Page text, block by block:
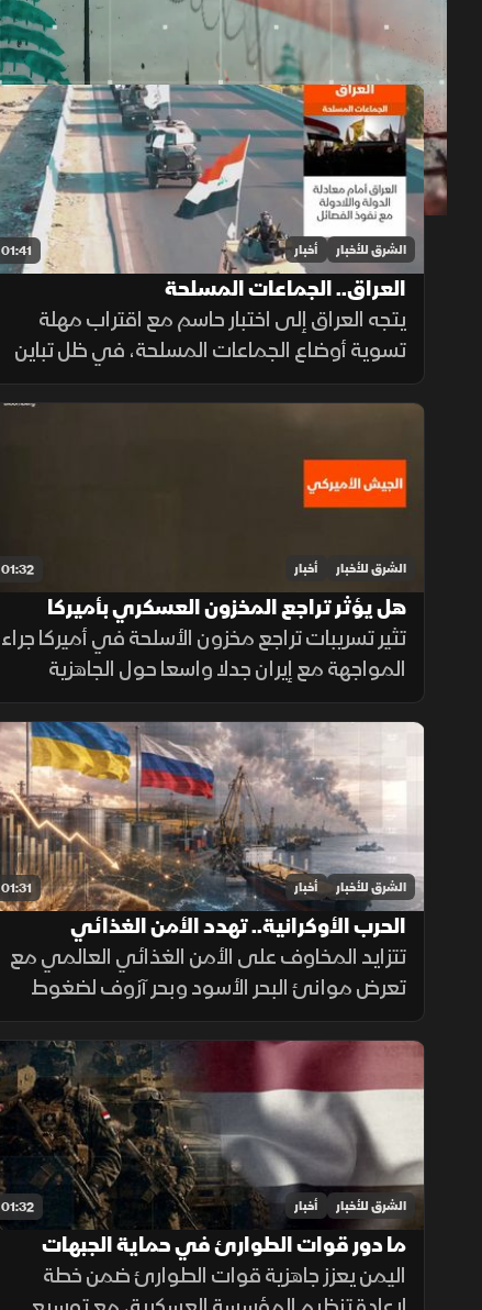
1x auto
حلقات الموسم 2026
01:41 الشرق للأخبار أخبار
العراق.. الجماعات المسلحة
يتجه العراق إلى اختبار حاسم مع اقتراب مهلة
تسوية أوضاع الجماعات المسلحة، في ظل تباين
مواقف الفصائل بين التمسك بالسلاح وإعلان
الاستعداد لتسليمه للدولة.
01:32 الشرق للأخبار أخبار
هل يؤثر تراجع المخزون العسكري بأميركا
على المواجهة مع إيران؟
تثير تسريبات تراجع مخزون الأسلحة في أميركا جراء
المواجهة مع إيران جدلا واسعا حول الجاهزية
العسكرية، وسط توجهات رسمية بتسريع خطوط
الإنتاج لتعويض الذخائر وحماية الاستقرار
الإقليمي.
01:31 الشرق للأخبار أخبار
الحرب الأوكرانية.. تهدد الأمن الغذائي
العالمي
تتزايد المخاوف على الأمن الغذائي العالمي مع
تعرض موانئ البحر الأسود وبحر آزوف لضغوط
متصاعدة، ما يهدد صادرات الحبوب ويرفع تكاليف
الشحن والتأمين وأسعار الغذاء.
01:32 الشرق للأخبار أخبار
ما دور قوات الطوارئ في حماية الجبهات
اليمنية؟
اليمن يعزز جاهزية قوات الطوارئ ضمن خطة